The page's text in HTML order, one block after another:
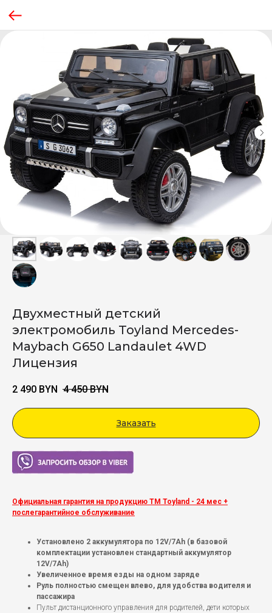
Двухместный детский
электромобиль Toyland Mercedes-
Maybach G650 Landaulet 4WD
Лицензия
2 490 BYN 4 450 BYN
Заказать
Viber
Официальная гарантия на продукцию ТМ Toyland - 24 мес +
послегарантийное обслуживание
Установлено 2 аккумулятора по 12V/7Ah (в базовой
комплектации установлен стандартный аккумулятор
12V/7Ah)
Увеличенное время езды на одном заряде
Руль полностью смещен влево, для удобства водителя и
пассажира
Пульт дистанционного управления для родителей, дети которых